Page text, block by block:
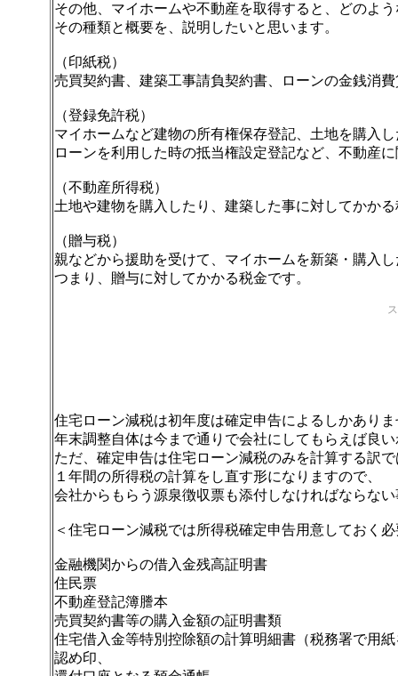
その他、マイホームや不動産を取得すると、どのよ
その種類と概要を、説明したいと思います。
（印紙税）
売買契約書、建築工事請負契約書、ローンの金銭消
（登録免許税）
マイホームなど建物の所有権保存登記、土地を購入
ローンを利用した時の抵当権設定登記など、不動産
（不動産所得税）
土地や建物を購入したり、建築した事に対してかか
（贈与税）
親などから援助を受けて、マイホームを新築・購入
つまり、贈与に対してかかる税金です。
住宅ローン減税は初年度は確定申告によるしかあり
年末調整自体は今まで通りで会社にしてもらえば良
ただ、確定申告は住宅ローン減税のみを計算する訳
１年間の所得税の計算をし直す形になりますので、
会社からもらう源泉徴収票も添付しなければならな
＜住宅ローン減税では所得税確定申告用意しておく
金融機関からの借入金残高証明書
住民票
不動産登記簿謄本
売買契約書等の購入金額の証明書類
住宅借入金等特別控除額の計算明細書（税務署で用
認め印、